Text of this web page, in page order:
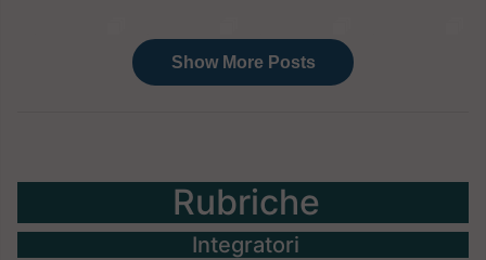
Rubriche
Integratori